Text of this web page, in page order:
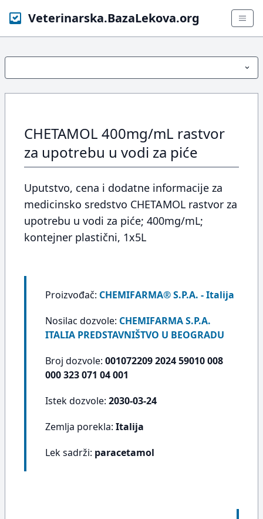
Veterinarska.BazaLekova.org
CHETAMOL 400mg/mL rastvor
za upotrebu u vodi za piće
Uputstvo, cena i dodatne informacije za
medicinsko sredstvo CHETAMOL rastvor za
upotrebu u vodi za piće; 400mg/mL;
kontejner plastični, 1x5L
Proizvođač: CHEMIFARMA® S.P.A. - Italija
Nosilac dozvole: CHEMIFARMA S.P.A.
ITALIA PREDSTAVNIŠTVO U BEOGRADU
Broj dozvole: 001072209 2024 59010 008
000 323 071 04 001
Istek dozvole: 2030-03-24
Zemlja porekla: Italija
Lek sadrži: paracetamol